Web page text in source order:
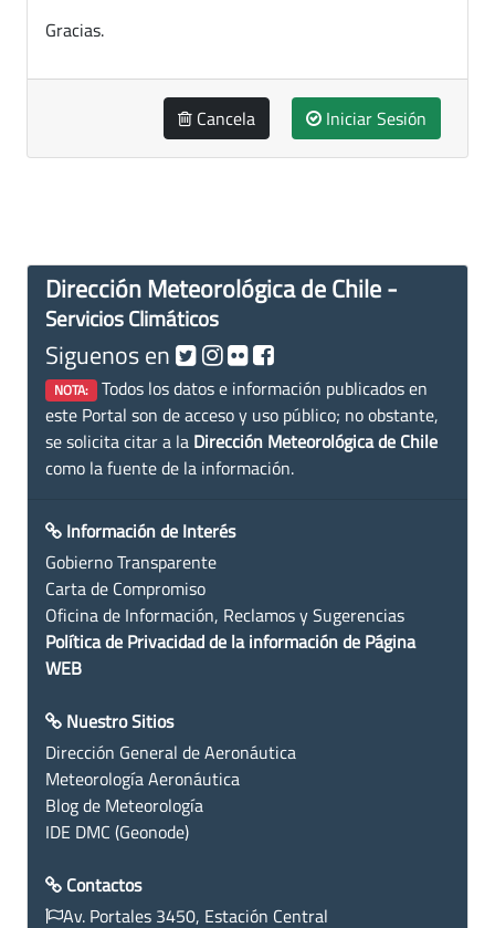
Gracias.
Cancela Iniciar Sesión
Dirección Meteorológica de Chile -
Servicios Climáticos
Siguenos en
NOTA: Todos los datos e información publicados en
este Portal son de acceso y uso público; no obstante,
se solicita citar a la Dirección Meteorológica de Chile
como la fuente de la información.
Información de Interés
Gobierno Transparente
Carta de Compromiso
Oficina de Información, Reclamos y Sugerencias
Política de Privacidad de la información de Página
WEB
Nuestro Sitios
Dirección General de Aeronáutica
Meteorología Aeronáutica
Blog de Meteorología
IDE DMC (Geonode)
Contactos
Av. Portales 3450, Estación Central